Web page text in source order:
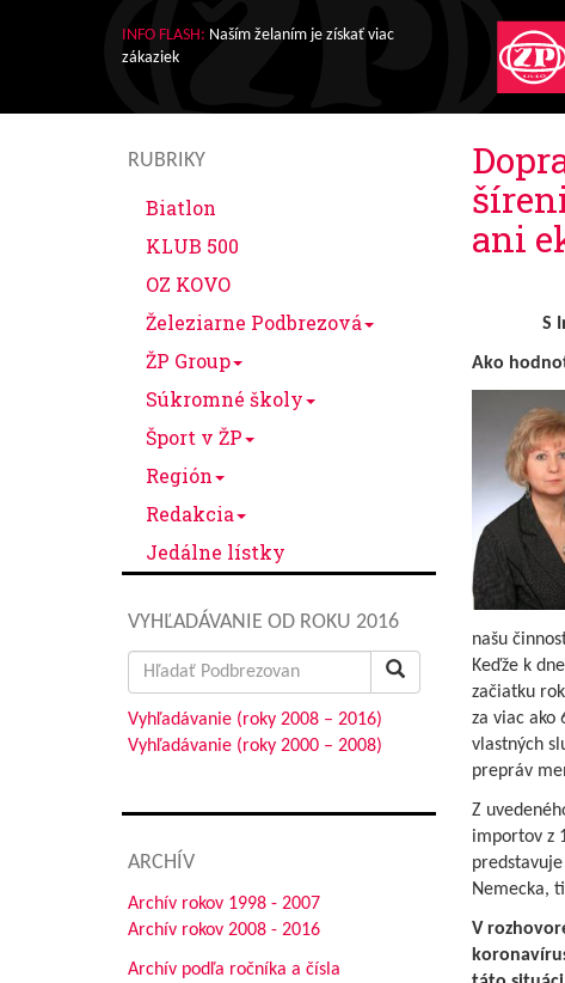
INFO FLASH: Naším želaním je získať viac
zákaziek
RUBRIKY
Biatlon
KLUB 500
OZ KOVO
Železiarne Podbrezová
ŽP Group
Súkromné školy
Šport v ŽP
Región
Redakcia
Jedálne lístky
VYHĽADÁVANIE OD ROKU 2016
Search
for:
Vyhľadávanie (roky 2008 – 2016)
Vyhľadávanie (roky 2000 – 2008)
ARCHÍV
Archív rokov 1998 - 2007
Archív rokov 2008 - 2016
Archív podľa ročníka a čísla
ani
S
Ako
našu
Keďže k
začiatku
za viac ako
vlastných
prepráv
Z
importov z
Nemecka,
V